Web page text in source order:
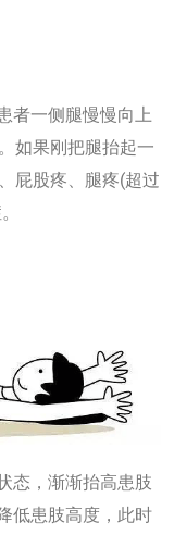
一侧腿慢慢向上
如果刚把腿抬起一
屁股疼、腿疼(超过
，渐渐抬高患肢
低患肢高度，此时